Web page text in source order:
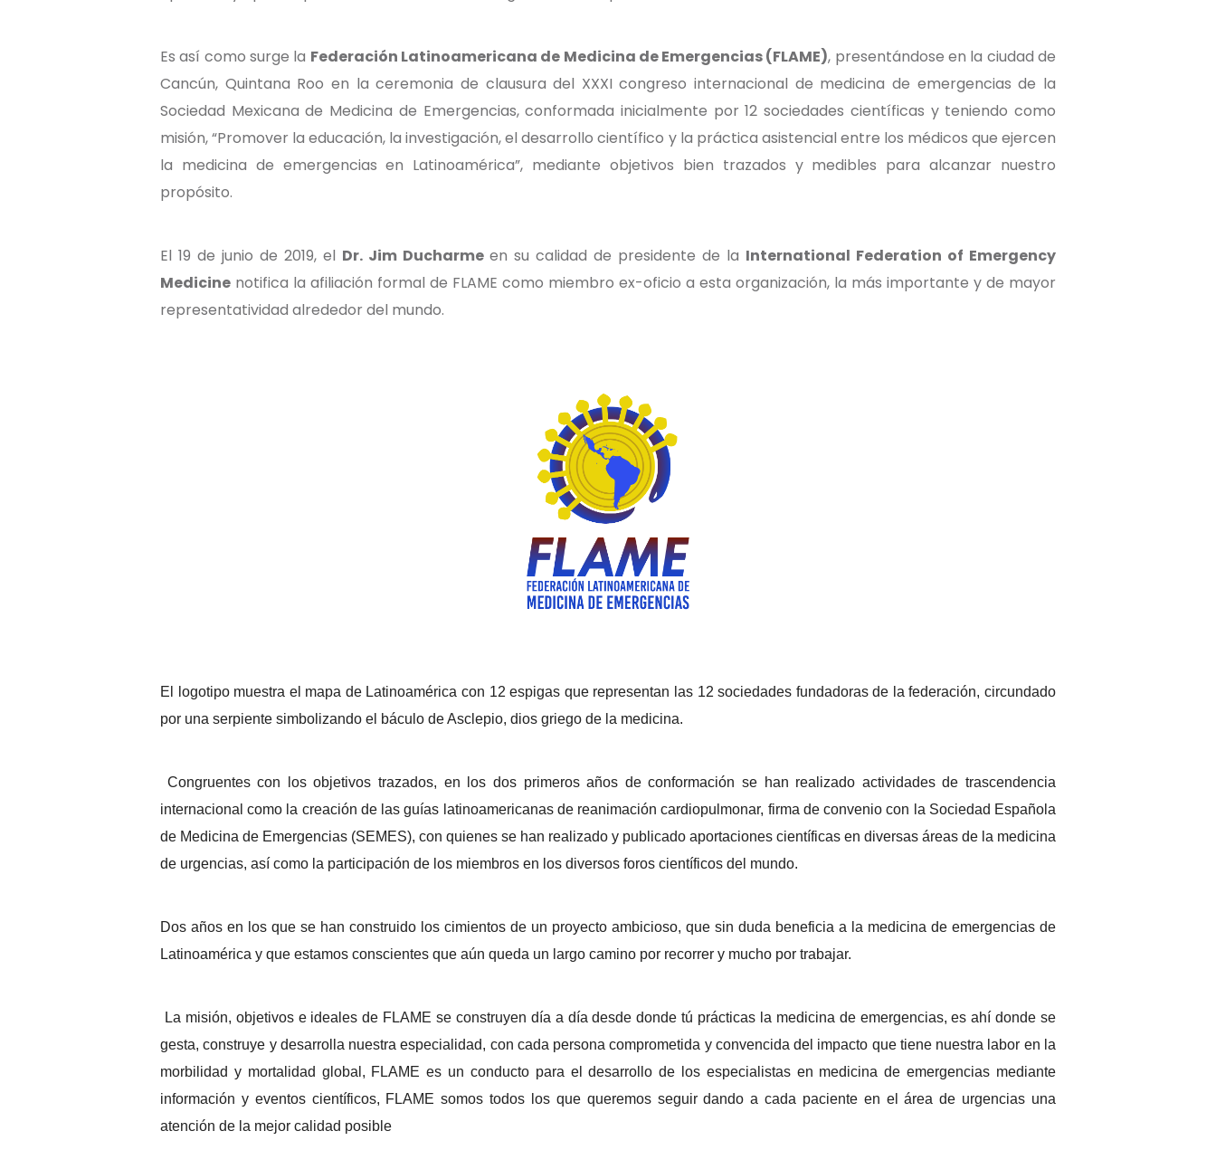
Es así como surge la Federación Latinoamericana de Medicina de Emergencias (FLAME), presentándose en la ciudad de
Cancún, Quintana Roo en la ceremonia de clausura del XXXI congreso internacional de medicina de emergencias de la
Sociedad Mexicana de Medicina de Emergencias, conformada inicialmente por 12 sociedades científicas y teniendo como
misión, “Promover la educación, la investigación, el desarrollo científico y la práctica asistencial entre los médicos que ejercen
la medicina de emergencias en Latinoamérica”, mediante objetivos bien trazados y medibles para alcanzar nuestro
propósito.
El 19 de junio de 2019, el Dr. Jim Ducharme en su calidad de presidente de la International Federation of Emergency
Medicine notifica la afiliación formal de FLAME como miembro ex-oficio a esta organización, la más importante y de mayor
representatividad alrededor del mundo.
El logotipo muestra el mapa de Latinoamérica con 12 espigas que representan las 12 sociedades fundadoras de la federación, circundado
por una serpiente simbolizando el báculo de Asclepio, dios griego de la medicina.
Congruentes con los objetivos trazados, en los dos primeros años de conformación se han realizado actividades de trascendencia
internacional como la creación de las guías latinoamericanas de reanimación cardiopulmonar, firma de convenio con la Sociedad Española
de Medicina de Emergencias (SEMES), con quienes se han realizado y publicado aportaciones científicas en diversas áreas de la medicina
de urgencias, así como la participación de los miembros en los diversos foros científicos del mundo.
Dos años en los que se han construido los cimientos de un proyecto ambicioso, que sin duda beneficia a la medicina de emergencias de
Latinoamérica y que estamos conscientes que aún queda un largo camino por recorrer y mucho por trabajar.
La misión, objetivos e ideales de FLAME se construyen día a día desde donde tú prácticas la medicina de emergencias, es ahí donde se
gesta, construye y desarrolla nuestra especialidad, con cada persona comprometida y convencida del impacto que tiene nuestra labor en la
morbilidad y mortalidad global, FLAME es un conducto para el desarrollo de los especialistas en medicina de emergencias mediante
información y eventos científicos, FLAME somos todos los que queremos seguir dando a cada paciente en el área de urgencias una
atención de la mejor calidad posible